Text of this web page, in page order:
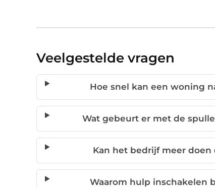
Veelgestelde vragen
Hoe snel kan een woning
Wat gebeurt er met de
Kan het bedrijf meer
Waarom hulp inschakelen